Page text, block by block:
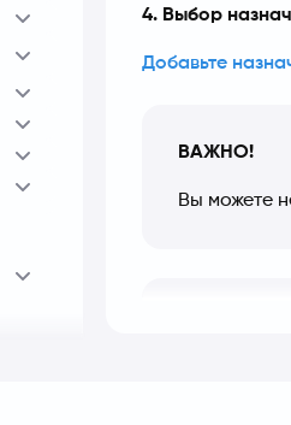
4. Выбор
Добавьте
ВАЖНО!
Вы можете